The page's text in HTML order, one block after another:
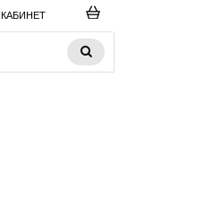
КАБИНЕТ